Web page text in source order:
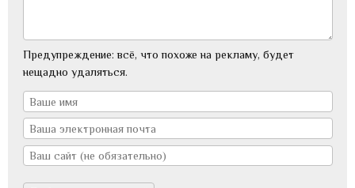
Предупреждение: всё, что похоже на рекламу, будет
нещадно удаляться.